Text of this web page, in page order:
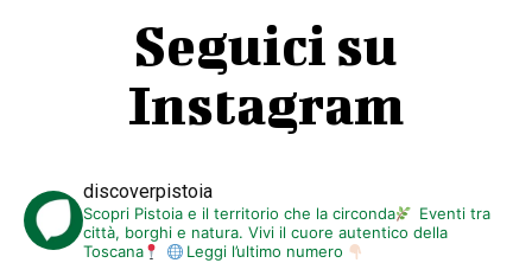
Seguici su
Instagram
discoverpistoia
Scopri Pistoia e il territorio che la circonda
Eventi tra
città, borghi e natura. Vivi il cuore autentico della
Toscana
Leggi l’ultimo numero